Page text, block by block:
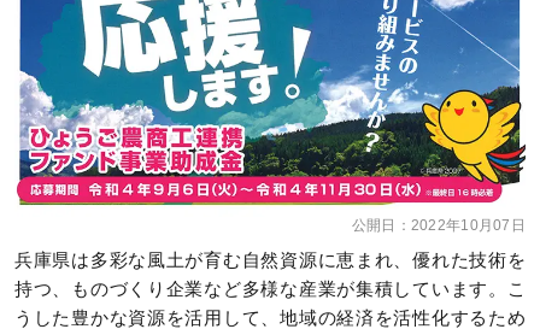
公開日： 2022年10月07日
兵庫県は多彩な風土が育む自然資源に恵まれ、優れた技術を
持つ、ものづくり企業など多様な産業が集積しています。こ
うした豊かな資源を活用して、地域の経済を活性化するため